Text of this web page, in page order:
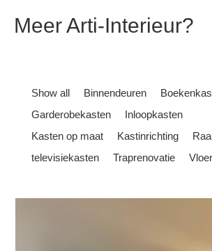
Meer Arti-Interieur?
Show all Binnendeuren
Garderobekasten
Inloopkasten
Kasten op maat
Kastinrichting
televisiekasten
Traprenovatie